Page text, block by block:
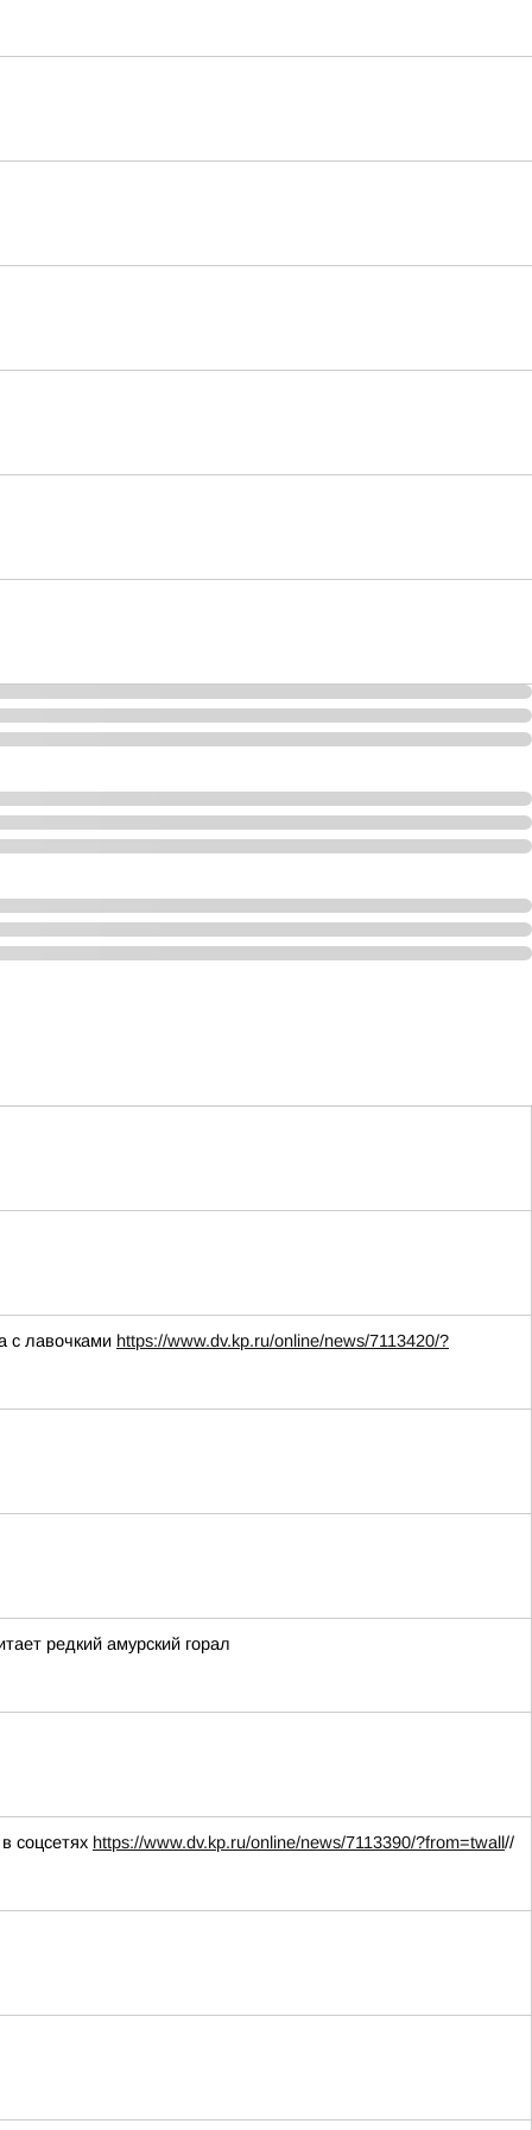
с лавочками https://www.dv.kp.ru/online/news/7113420/?
редкий амурский горал
соцсетях https://www.dv.kp.ru/online/news/7113390/?from=twall//